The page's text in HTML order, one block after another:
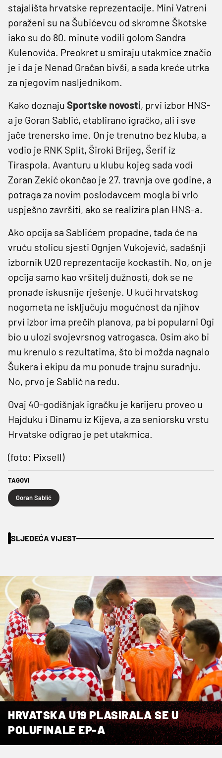
stajališta hrvatske reprezentacije. Mini Vatreni
poraženi su na Šubićevcu od skromne Škotske
iako su do 80. minute vodili golom Sandra
Kulenovića. Preokret u smiraju utakmice značio
je i da je Nenad Gračan bivši, a sada kreće utrka
za njegovim nasljednikom.
Kako doznaju Sportske novosti, prvi izbor HNS-
a je Goran Sablić, etablirano igračko, ali i sve
jače trenersko ime. On je trenutno bez kluba, a
vodio je RNK Split, Široki Brijeg, Šerif iz
Tiraspola. Avanturu u klubu kojeg sada vodi
Zoran Zekić okončao je 27. travnja ove godine, a
potraga za novim poslodavcem mogla bi vrlo
uspješno završiti, ako se realizira plan HNS-a.
Ako opcija sa Sablićem propadne, tada će na
vruću stolicu sjesti Ognjen Vukojević, sadašnji
izbornik U20 reprezentacije kockastih. No, on je
opcija samo kao vršitelj dužnosti, dok se ne
pronađe iskusnije rješenje. U kući hrvatskog
nogometa ne isključuju mogućnost da njihov
prvi izbor ima prečih planova, pa bi popularni Ogi
bio u ulozi svojevrsnog vatrogasca. Osim ako bi
mu krenulo s rezultatima, što bi možda nagnalo
Šukera i ekipu da mu ponude trajnu suradnju.
No, prvo je Sablić na redu.
Ovaj 40-godišnjak igračku je karijeru proveo u
Hajduku i Dinamu iz Kijeva, a za seniorsku vrstu
Hrvatske odigrao je pet utakmica.
(foto: Pixsell)
TAGOVI
Goran Sablić
SLJEDEĆA VIJEST
HRVATSKA U19 PLASIRALA SE U
POLUFINALE EP-A